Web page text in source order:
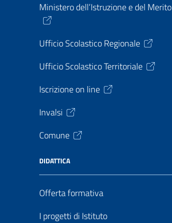
Ministero dell’Istruzione e del Merito
Ufficio Scolastico Regionale
Ufficio Scolastico Territoriale
Iscrizione on line
Invalsi
Comune
DIDATTICA
Offerta formativa
I progetti di Istituto